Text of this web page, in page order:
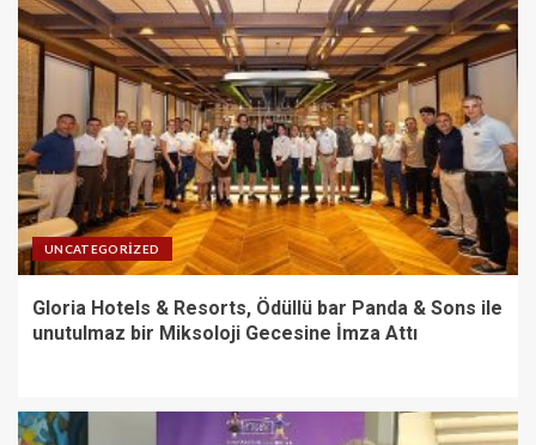
UNCATEGORIZED
Gloria Hotels & Resorts, Ödüllü bar Panda & Sons ile
unutulmaz bir Miksoloji Gecesine İmza Attı